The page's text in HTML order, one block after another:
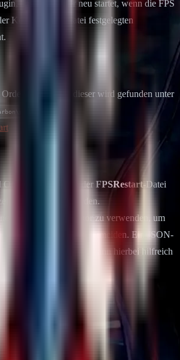
das den Server neu startet, wenn die FPS
Konfigurationsdatei festgelegten
Plugins ein, dieser wird gefunden unter
können in der FPSRestart-Datei
angepasst werden.
Editor und Validator zu verwenden, um
und Syntaxfehler zu vermeiden. Ein JSON-
wie
kann hierbei hilfreich